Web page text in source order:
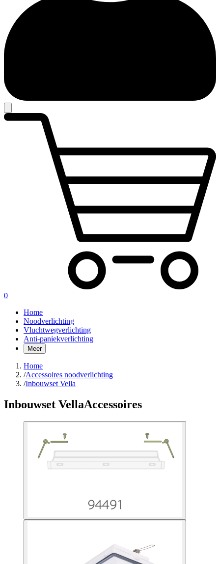
0
Home
Noodverlichting
Vluchtwegverlichting
Anti-paniekverlichting
Meer
Home
/Accessoires noodverlichting
/Inbouwset Vella
Inbouwset VellaAccessoires